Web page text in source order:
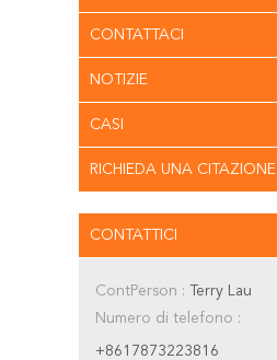
CONTATTACI
NOTIZIE
CASI
RICHIEDA UNA CITAZIONE
CONTATTICI
ContPerson : Terry Lau
Numero di telefono :
+8617873223816